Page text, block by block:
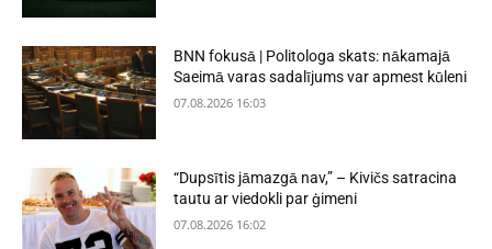
BNN fokusā | Politologa skats: nākamajā
Saeimā varas sadalījums var apmest kūleni
07.08.2026 16:03
“Dupsītis jāmazgā nav,” – Kivičs satracina
tautu ar viedokli par ģimeni
07.08.2026 16:02